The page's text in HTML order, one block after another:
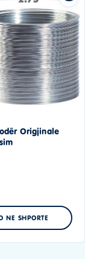
Origjinale
NE SHPORTE